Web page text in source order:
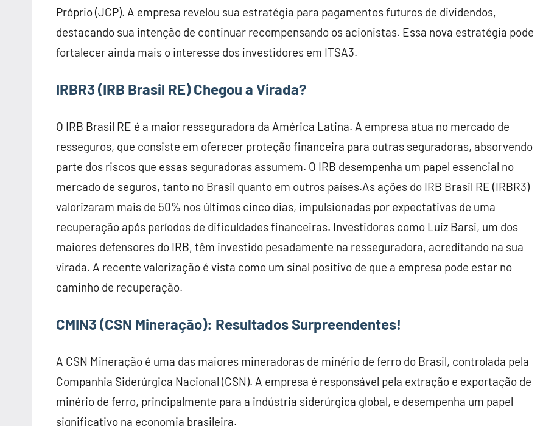
Próprio (JCP). A empresa revelou sua estratégia para pagamentos futuros de dividendos,
destacando sua intenção de continuar recompensando os acionistas. Essa nova estratégia pode
fortalecer ainda mais o interesse dos investidores em ITSA3.
IRBR3 (IRB Brasil RE) Chegou a Virada?
O IRB Brasil RE é a maior resseguradora da América Latina. A empresa atua no mercado de
resseguros, que consiste em oferecer proteção financeira para outras seguradoras, absorvendo
parte dos riscos que essas seguradoras assumem. O IRB desempenha um papel essencial no
mercado de seguros, tanto no Brasil quanto em outros países.As ações do IRB Brasil RE (IRBR3)
valorizaram mais de 50% nos últimos cinco dias, impulsionadas por expectativas de uma
recuperação após períodos de dificuldades financeiras. Investidores como Luiz Barsi, um dos
maiores defensores do IRB, têm investido pesadamente na resseguradora, acreditando na sua
virada. A recente valorização é vista como um sinal positivo de que a empresa pode estar no
caminho de recuperação.
CMIN3 (CSN Mineração): Resultados Surpreendentes!
A CSN Mineração é uma das maiores mineradoras de minério de ferro do Brasil, controlada pela
Companhia Siderúrgica Nacional (CSN). A empresa é responsável pela extração e exportação de
minério de ferro, principalmente para a indústria siderúrgica global, e desempenha um papel
significativo na economia brasileira.